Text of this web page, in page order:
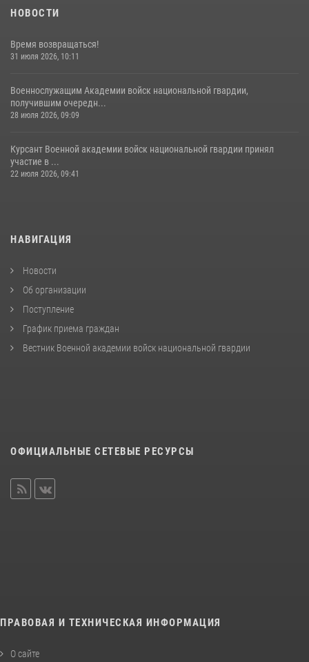
НОВОСТИ
Время возвращаться!
31 июля 2026, 10:11
Военнослужащим Академии войск национальной гвардии,
получившим очередн...
28 июля 2026, 09:09
Курсант Военной академии войск национальной гвардии принял
участие в ...
22 июля 2026, 09:41
НАВИГАЦИЯ
Новости
Об организации
Поступление
График приема граждан
Вестник Военной академии войск национальной гвардии
ОФИЦИАЛЬНЫЕ СЕТЕВЫЕ РЕСУРСЫ
ПРАВОВАЯ И ТЕХНИЧЕСКАЯ ИНФОРМАЦИЯ
О сайте